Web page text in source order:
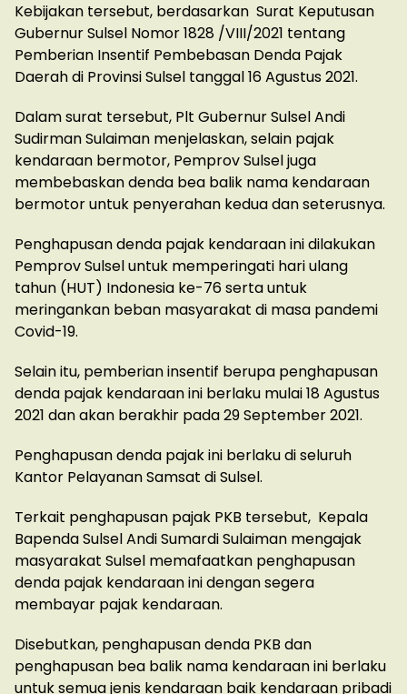
Kebijakan tersebut, berdasarkan Surat Keputusan
Gubernur Sulsel Nomor 1828 /VIII/2021 tentang
Pemberian Insentif Pembebasan Denda Pajak
Daerah di Provinsi Sulsel tanggal 16 Agustus 2021.
Dalam surat tersebut, Plt Gubernur Sulsel Andi
Sudirman Sulaiman menjelaskan, selain pajak
kendaraan bermotor, Pemprov Sulsel juga
membebaskan denda bea balik nama kendaraan
bermotor untuk penyerahan kedua dan seterusnya.
Penghapusan denda pajak kendaraan ini dilakukan
Pemprov Sulsel untuk memperingati hari ulang
tahun (HUT) Indonesia ke-76 serta untuk
meringankan beban masyarakat di masa pandemi
Covid-19.
Selain itu, pemberian insentif berupa penghapusan
denda pajak kendaraan ini berlaku mulai 18 Agustus
2021 dan akan berakhir pada 29 September 2021.
Penghapusan denda pajak ini berlaku di seluruh
Kantor Pelayanan Samsat di Sulsel.
Terkait penghapusan pajak PKB tersebut, Kepala
Bapenda Sulsel Andi Sumardi Sulaiman mengajak
masyarakat Sulsel memafaatkan penghapusan
denda pajak kendaraan ini dengan segera
membayar pajak kendaraan.
Disebutkan, penghapusan denda PKB dan
penghapusan bea balik nama kendaraan ini berlaku
untuk semua jenis kendaraan baik kendaraan pribadi